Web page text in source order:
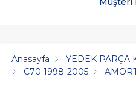
Anasayfa
YEDEK PARÇA
C70 1998-2005